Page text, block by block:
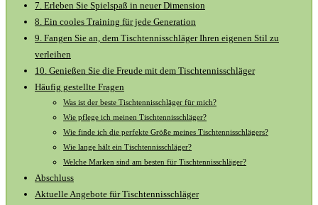
7. Erleben Sie Spielspaß in neuer Dimension
8. Ein cooles Training für jede Generation
9. Fangen Sie an, dem Tischtennisschläger Ihren eigenen Stil zu
verleihen
10. Genießen Sie die Freude mit dem Tischtennisschläger
Häufig gestellte Fragen
Was ist der beste Tischtennisschläger für mich?
Wie pflege ich meinen Tischtennisschläger?
Wie finde ich die perfekte Größe meines Tischtennisschlägers?
Wie lange hält ein Tischtennisschläger?
Welche Marken sind am besten für Tischtennisschläger?
Abschluss
Aktuelle Angebote für Tischtennisschläger